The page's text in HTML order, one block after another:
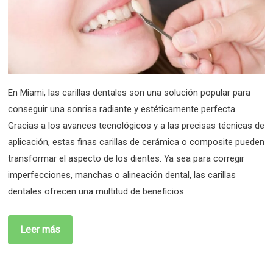
En Miami, las carillas dentales son una solución popular para
conseguir una sonrisa radiante y estéticamente perfecta.
Gracias a los avances tecnológicos y a las precisas técnicas de
aplicación, estas finas carillas de cerámica o composite pueden
transformar el aspecto de los dientes. Ya sea para corregir
imperfecciones, manchas o alineación dental, las carillas
dentales ofrecen una multitud de beneficios.
Leer más